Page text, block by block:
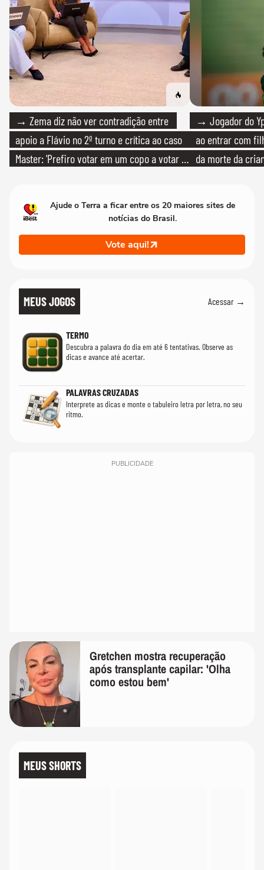
→ Zema diz não ver contradição entre
apoio a Flávio no 2º turno e crítica ao caso
Master: 'Prefiro votar em um copo a votar no
→ Jogador do
ao entrar com
da morte da
Ajude o Terra a ficar entre os 20 maiores sites de
notícias do Brasil.
Vote aqui!
MEUS JOGOS Acessar →
TERMO
Descubra a palavra do dia em até 6 tentativas. Observe as
dicas e avance até acertar.
PALAVRAS CRUZADAS
Interprete as dicas e monte o tabuleiro letra por letra, no seu
ritmo.
PUBLICIDADE
Gretchen mostra recuperação
após transplante capilar: 'Olha
como estou bem'
MEUS SHORTS